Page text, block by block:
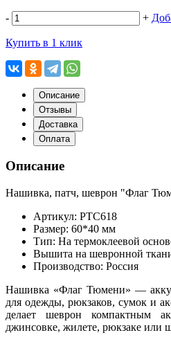
- +
Купить в 1 клик
Описание
Отзывы
Доставка
Оплата
Описание
Нашивка, патч, шеврон "Флаг
Артикул: PTC618
Размер: 60*40 мм
Тип: На термоклеевой
Вышита на шевронной
Производство: Россия
Нашивка «Флаг Тюмени» —
для одежды, рюкзаков, сумок и
делает шеврон компактным
джинсовке, жилете, рюкзаке или